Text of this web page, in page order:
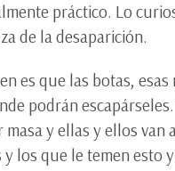
práctico. Lo
de la desaparición.
es que las botas,
podrán
masa y ellas y ellos
los que le temen esto